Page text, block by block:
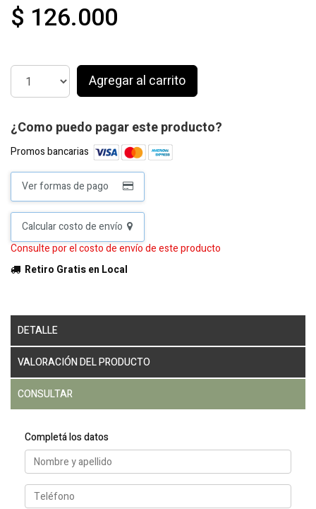
$ 126.000
Agregar al carrito
¿Como puedo pagar este producto?
Promos bancarias
Ver formas de pago
Calcular costo de envío
Consulte por el costo de envío de este producto
Retiro Gratis en Local
DETALLE
VALORACIÓN DEL PRODUCTO
CONSULTAR
Completá los datos